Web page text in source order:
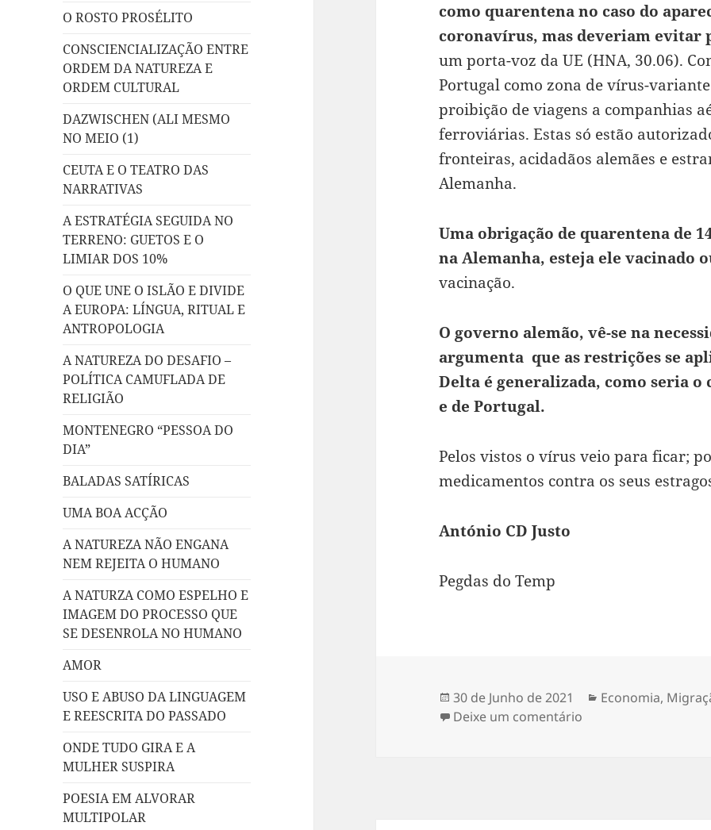
O ROSTO PROSÉLITO
CONSCIENCIALIZAÇÃO ENTRE
ORDEM DA NATUREZA E
ORDEM CULTURAL
DAZWISCHEN (ALI MESMO
NO MEIO (1)
CEUTA E O TEATRO DAS
NARRATIVAS
A ESTRATÉGIA SEGUIDA NO
TERRENO: GUETOS E O
LIMIAR DOS 10%
O QUE UNE O ISLÃO E DIVIDE
A EUROPA: LÍNGUA, RITUAL E
ANTROPOLOGIA
A NATUREZA DO DESAFIO –
POLÍTICA CAMUFLADA DE
RELIGIÃO
MONTENEGRO “PESSOA DO
DIA”
BALADAS SATÍRICAS
UMA BOA ACÇÃO
A NATUREZA NÃO ENGANA
NEM REJEITA O HUMANO
A NATURZA COMO ESPELHO E
IMAGEM DO PROCESSO QUE
SE DESENROLA NO HUMANO
AMOR
USO E ABUSO DA LINGUAGEM
E REESCRITA DO PASSADO
ONDE TUDO GIRA E A
MULHER SUSPIRA
POESIA EM ALVORAR
MULTIPOLAR
como quarentena no caso do
coronavírus, mas deveriam evitar
um porta-voz da UE (HNA, 30.06).
Portugal como zona de vírus-
proibição de viagens a companhias
ferroviárias. Estas só estão
fronteiras, acidadãos alemães e
Alemanha.
Uma obrigação de quarentena de
na Alemanha, esteja ele vacinado
vacinação.
O governo alemão, vê-se na
argumenta que as restrições se
Delta é generalizada, como seria o
e de Portugal.
Pelos vistos o vírus veio para ficar;
medicamentos contra os seus
António CD Justo
Pegdas do Temp
Publicado
a
30 de Junho de 2021 Categorias
Economia,
Deixe um comentário